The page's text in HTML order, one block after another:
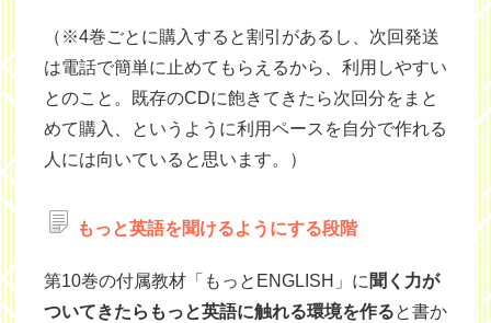
（※4巻ごとに購入すると割引があるし、次回発送
は電話で簡単に止めてもらえるから、利用しやすい
とのこと。既存のCDに飽きてきたら次回分をまと
めて購入、というように利用ペースを自分で作れる
人には向いていると思います。）
もっと英語を聞けるようにする段階
第10巻の付属教材「もっとENGLISH」に 聞く力が
ついてきたらもっと英語に触れる環境を作ると書か